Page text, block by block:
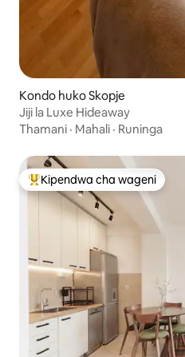
Kondo huko Skopje
Jiji la Luxe Hideaway
Thamani · Mahali · Runinga
Kipendwa maarufu cha wageni
Kipendwa cha wageni